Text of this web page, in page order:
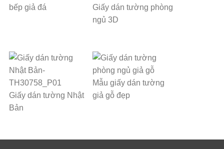
bếp giả đá
Giấy dán tường phòng
ngủ 3D
Giấy dán tường Nhật
Bản
Mẫu giấy dán tường
giả gỗ đẹp